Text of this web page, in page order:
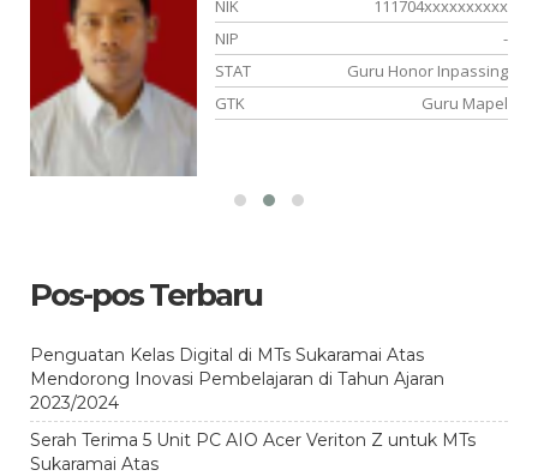
NIK
111704xxxxxxxxxx
NIP
-
STAT
Guru Honor Inpassing
GTK
Guru Mapel
Pos-pos Terbaru
Penguatan Kelas Digital di MTs Sukaramai Atas
Mendorong Inovasi Pembelajaran di Tahun Ajaran
2023/2024
Serah Terima 5 Unit PC AIO Acer Veriton Z untuk MTs
Sukaramai Atas